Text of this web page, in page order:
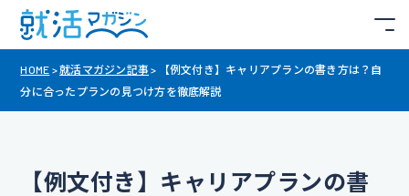
HOME >就活マガジン記事 >
【例文付き】キャリアプランの書き方は？自
分に合ったプランの見つけ方を徹底解説
【例文付き】キャリアプランの書